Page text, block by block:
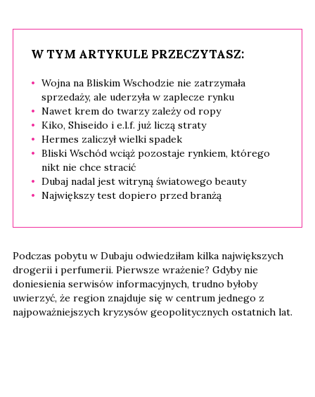
W TYM ARTYKULE PRZECZYTASZ:
Wojna na Bliskim Wschodzie nie zatrzymała
sprzedaży, ale uderzyła w zaplecze rynku
Nawet krem do twarzy zależy od ropy
Kiko, Shiseido i e.l.f. już liczą straty
Hermes zaliczył wielki spadek
Bliski Wschód wciąż pozostaje rynkiem, którego
nikt nie chce stracić
Dubaj nadal jest witryną światowego beauty
Największy test dopiero przed branżą
Podczas pobytu w Dubaju odwiedziłam kilka największych
drogerii i perfumerii. Pierwsze wrażenie? Gdyby nie
doniesienia serwisów informacyjnych, trudno byłoby
uwierzyć, że region znajduje się w centrum jednego z
najpoważniejszych kryzysów geopolitycznych ostatnich lat.